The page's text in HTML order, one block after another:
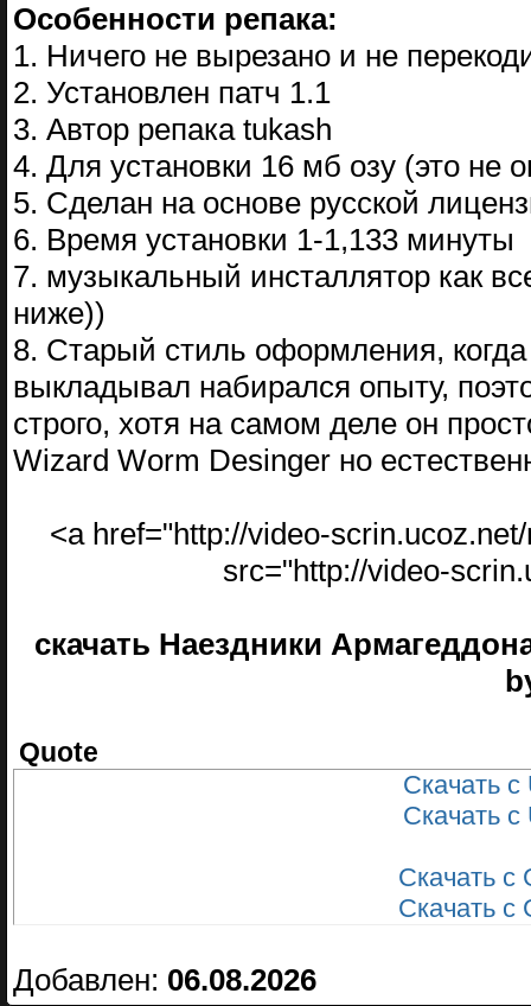
Особенности репака:
1. Ничего не вырезано и не
2. Установлен патч 1.1
3. Автор репака tukash
4. Для установки 16 мб озу (это не
5. Сделан на основе русской
6. Время установки 1-1,133 минуты
7. музыкальный инсталлятор как
ниже))
8. Старый стиль оформления,
выкладывал набирался опыту,
строго, хотя на самом деле он
Wizard Worm Desinger но
<a href="http://video-
src="http://video-
скачать Наездники
Quote
Скачать
Скачать
Скачать с
Скачать с
Добавлен: 06.08.2026